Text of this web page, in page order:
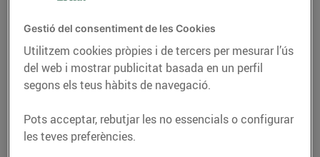
RECEPTES
Gestió del consentiment de les Cookies
Utilitzem cookies pròpies i de tercers per mesurar l’ús
del web i mostrar publicitat basada en un perfil
segons els teus hàbits de navegació.
Pots acceptar, rebutjar les no essencials o configurar
les teves preferències.